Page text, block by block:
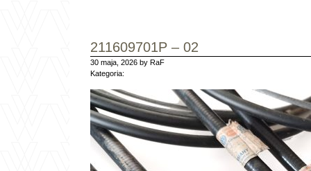
211609701P – 02
30 maja, 2026 by RaF
Kategoria: